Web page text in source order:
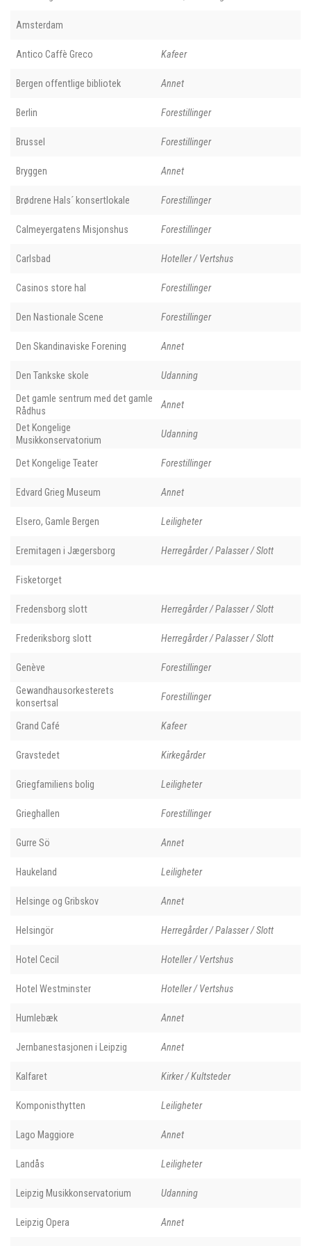
Amsterdam
Antico Caffè Greco Kafeer
Bergen offentlige bibliotek Annet
Berlin Forestillinger
Brussel Forestillinger
Bryggen Annet
Brødrene Hals´ konsertlokale Forestillinger
Calmeyergatens Misjonshus Forestillinger
Carlsbad Hoteller / Vertshus
Casinos store hal Forestillinger
Den Nastionale Scene Forestillinger
Den Skandinaviske Forening Annet
Den Tankske skole Udanning
Det gamle sentrum med det gamle
Rådhus
Annet
Det Kongelige
Musikkonservatorium
Udanning
Det Kongelige Teater Forestillinger
Edvard Grieg Museum Annet
Elsero, Gamle Bergen Leiligheter
Eremitagen i Jægersborg Herregårder / Palasser / Slott
Fisketorget
Fredensborg slott Herregårder / Palasser / Slott
Frederiksborg slott Herregårder / Palasser / Slott
Genève Forestillinger
Gewandhausorkesterets
konsertsal
Forestillinger
Grand Café Kafeer
Gravstedet Kirkegårder
Griegfamiliens bolig Leiligheter
Grieghallen Forestillinger
Gurre Sö Annet
Haukeland Leiligheter
Helsinge og Gribskov Annet
Helsingör Herregårder / Palasser / Slott
Hotel Cecil Hoteller / Vertshus
Hotel Westminster Hoteller / Vertshus
Humlebæk Annet
Jernbanestasjonen i Leipzig Annet
Kalfaret Kirker / Kultsteder
Komponisthytten Leiligheter
Lago Maggiore Annet
Landås Leiligheter
Leipzig Musikkonservatorium Udanning
Leipzig Opera Annet